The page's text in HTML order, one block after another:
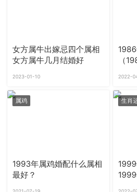
女方属牛出嫁忌四个属相
女方属牛几月结婚好
2023-01-10
（
2022-
属鸡
1993年属鸡婚配什么属相
最好？
生肖